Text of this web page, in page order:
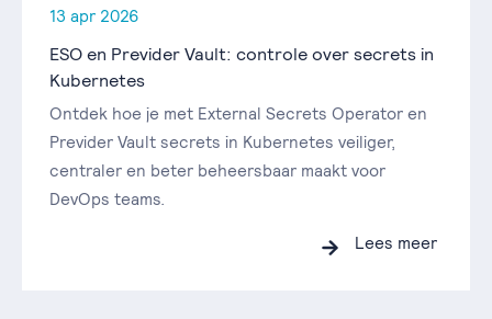
13 apr 2026
ESO en Previder Vault: controle over secrets in
Kubernetes
Ontdek hoe je met External Secrets Operator en
Previder Vault secrets in Kubernetes veiliger,
centraler en beter beheersbaar maakt voor
DevOps teams.
Lees meer